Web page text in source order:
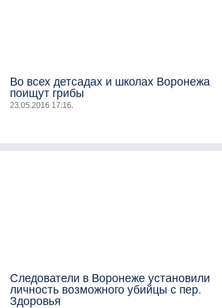
Во всех детсадах и школах Воронежа
поищут грибы
23.05.2016 17:16.
Следователи в Воронеже установили
личность возможного убийцы с пер.
Здоровья